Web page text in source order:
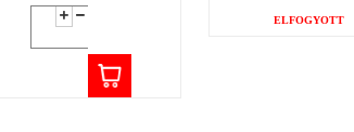
ELFOGYOTT